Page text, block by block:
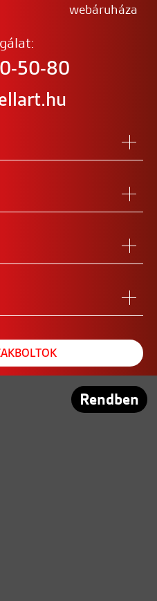
webáruháza
50-80
Rendben